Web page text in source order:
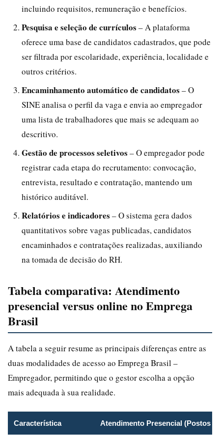
incluindo requisitos, remuneração e benefícios.
Pesquisa e seleção de currículos – A plataforma
oferece uma base de candidatos cadastrados, que pode
ser filtrada por escolaridade, experiência, localidade e
outros critérios.
Encaminhamento automático de candidatos – O
SINE analisa o perfil da vaga e envia ao empregador
uma lista de trabalhadores que mais se adequam ao
descritivo.
Gestão de processos seletivos – O empregador pode
registrar cada etapa do recrutamento: convocação,
entrevista, resultado e contratação, mantendo um
histórico auditável.
Relatórios e indicadores – O sistema gera dados
quantitativos sobre vagas publicadas, candidatos
encaminhados e contratações realizadas, auxiliando
na tomada de decisão do RH.
Tabela comparativa: Atendimento
presencial versus online no Emprega
Brasil
A tabela a seguir resume as principais diferenças entre as
duas modalidades de acesso ao Emprega Brasil –
Empregador, permitindo que o gestor escolha a opção
mais adequada à sua realidade.
Característica Atendimento Presencial (Postos